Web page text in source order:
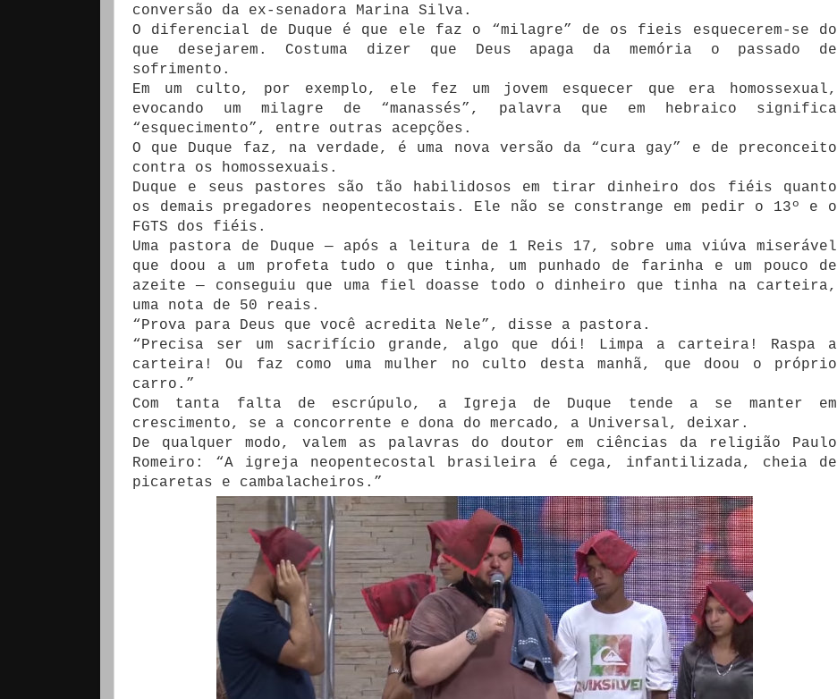
conversão da ex-senadora Marina Silva.
O diferencial de Duque é que ele faz o “milagre” de os fieis esquecerem-se do
que desejarem. Costuma dizer que Deus apaga da memória o passado de
sofrimento.
Em um culto, por exemplo, ele fez um jovem esquecer que era homossexual,
evocando um milagre de “manassés”, palavra que em hebraico significa
“esquecimento”, entre outras acepções.
O que Duque faz, na verdade, é uma nova versão da “cura gay” e de preconceito
contra os homossexuais.
Duque e seus pastores são tão habilidosos em tirar dinheiro dos fiéis quanto
os demais pregadores neopentecostais. Ele não se constrange em pedir o 13º e o
FGTS dos fiéis.
Uma pastora de Duque — após a leitura de 1 Reis 17, sobre uma viúva miserável
que doou a um profeta tudo o que tinha, um punhado de farinha e um pouco de
azeite — conseguiu que uma fiel doasse todo o dinheiro que tinha na carteira,
uma nota de 50 reais.
“Prova para Deus que você acredita Nele”, disse a pastora.
“Precisa ser um sacrifício grande, algo que dói! Limpa a carteira! Raspa a
carteira! Ou faz como uma mulher no culto desta manhã, que doou o próprio
carro.”
Com tanta falta de escrúpulo, a Igreja de Duque tende a se manter em
crescimento, se a concorrente e dona do mercado, a Universal, deixar.
De qualquer modo, valem as palavras do doutor em ciências da religião Paulo
Romeiro: “A igreja neopentecostal brasileira é cega, infantilizada, cheia de
picaretas e cambalacheiros.”